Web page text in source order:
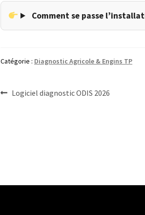
Comment se passe
Catégorie : Diagnostic Agricole & Engins TP
Navigation
Article
Logiciel diagnostic ODIS 2026